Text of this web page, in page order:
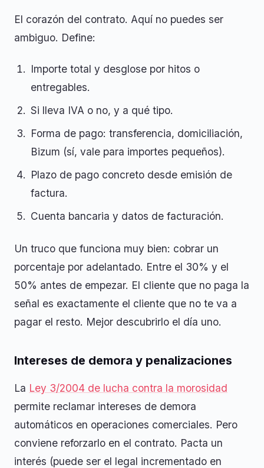
El corazón del contrato. Aquí no puedes ser
ambiguo. Define:
Importe total y desglose por hitos o
entregables.
Si lleva IVA o no, y a qué tipo.
Forma de pago: transferencia, domiciliación,
Bizum (sí, vale para importes pequeños).
Plazo de pago concreto desde emisión de
factura.
Cuenta bancaria y datos de facturación.
Un truco que funciona muy bien: cobrar un
porcentaje por adelantado. Entre el 30% y el
50% antes de empezar. El cliente que no paga la
señal es exactamente el cliente que no te va a
pagar el resto. Mejor descubrirlo el día uno.
Intereses de demora y penalizaciones
La Ley 3/2004 de lucha contra la morosidad
permite reclamar intereses de demora
automáticos en operaciones comerciales. Pero
conviene reforzarlo en el contrato. Pacta un
interés (puede ser el legal incrementado en